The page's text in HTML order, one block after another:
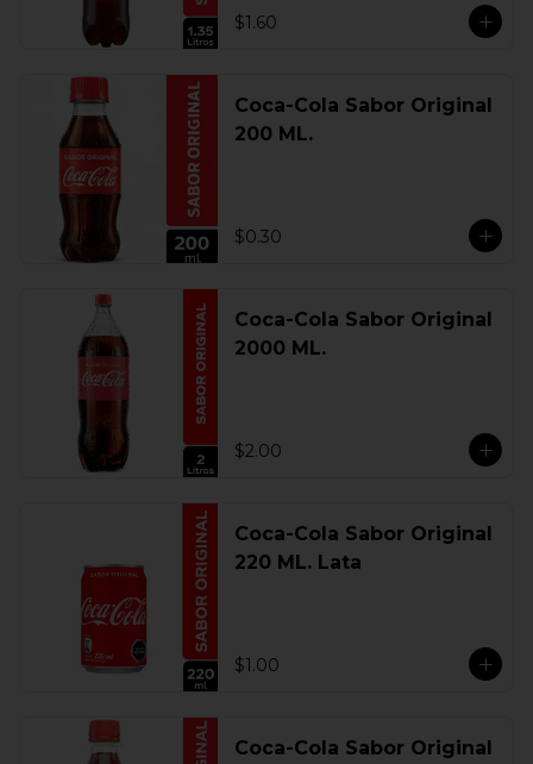
$1.60
Coca-Cola Sabor Original
200 ML.
$0.30
Coca-Cola Sabor Original
2000 ML.
$2.00
Coca-Cola Sabor Original
220 ML. Lata
$1.00
Coca-Cola Sabor Original